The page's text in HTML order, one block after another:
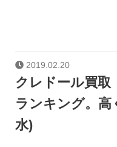
2019.02.20
クレドール買取
ランキング。高
水)